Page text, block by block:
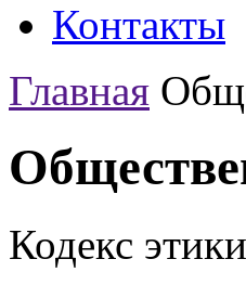
Контакты
Главная
Кодекс